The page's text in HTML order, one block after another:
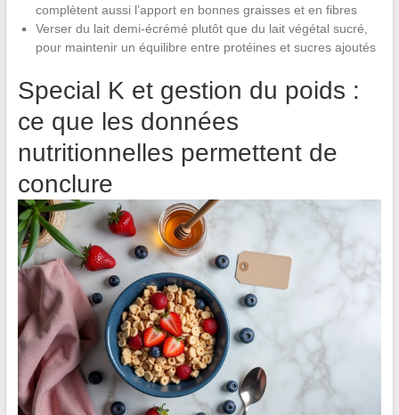
complètent aussi l’apport en bonnes graisses et en fibres
Verser du lait demi-écrémé plutôt que du lait végétal sucré,
pour maintenir un équilibre entre protéines et sucres ajoutés
Special K et gestion du poids :
ce que les données
nutritionnelles permettent de
conclure